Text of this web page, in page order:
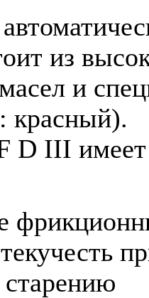
из
и
D III
старению